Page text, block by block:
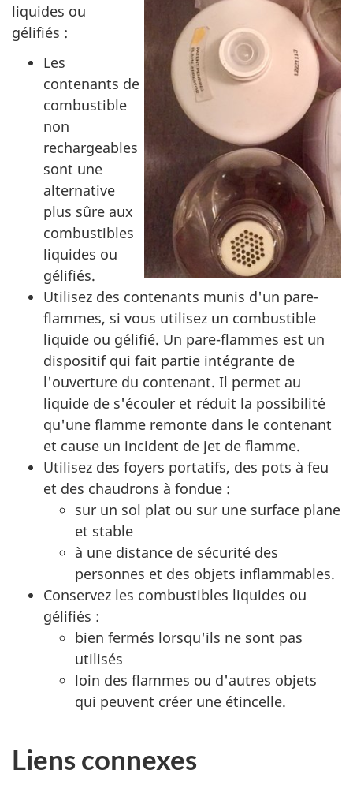
liquides ou
gélifiés :
Les
contenants de
combustible
non
rechargeables
sont une
alternative
plus sûre aux
combustibles
liquides ou
gélifiés.
Utilisez des contenants munis d'un pare-
flammes, si vous utilisez un combustible
liquide ou gélifié. Un pare-flammes est un
dispositif qui fait partie intégrante de
l'ouverture du contenant. Il permet au
liquide de s'écouler et réduit la possibilité
qu'une flamme remonte dans le contenant
et cause un incident de jet de flamme.
Utilisez des foyers portatifs, des pots à feu
et des chaudrons à fondue :
sur un sol plat ou sur une surface plane
et stable
à une distance de sécurité des
personnes et des objets inflammables.
Conservez les combustibles liquides ou
gélifiés :
bien fermés lorsqu'ils ne sont pas
utilisés
loin des flammes ou d'autres objets
qui peuvent créer une étincelle.
Liens connexes